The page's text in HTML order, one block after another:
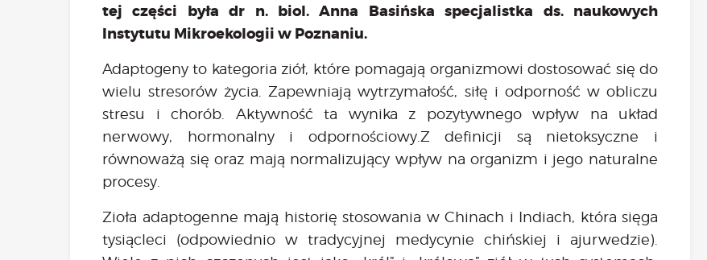
tej części była dr n. biol. Anna Basińska specjalistka ds. naukowych
Instytutu Mikroekologii w Poznaniu.
Adaptogeny to kategoria ziół, które pomagają organizmowi dostosować się do
wielu stresorów życia. Zapewniają wytrzymałość, siłę i odporność w obliczu
stresu i chorób. Aktywność ta wynika z pozytywnego wpływ na układ
nerwowy, hormonalny i odpornościowy.Z definicji są nietoksyczne i
równoważą się oraz mają normalizujący wpływ na organizm i jego naturalne
procesy.
Zioła adaptogenne mają historię stosowania w Chinach i Indiach, która sięga
tysiącleci (odpowiednio w tradycyjnej medycynie chińskiej i ajurwedzie).
Uśmiechnij się!
Media
Filmy
Galeria
„Bądź” w mediach
Kontakt